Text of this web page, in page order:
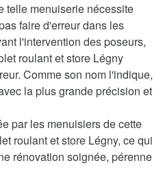
telle menuiserie nécessite
faire d'erreur dans les
l'intervention des poseurs,
roulant et store Légny
Comme son nom l'indique,
la plus grande précision et
par les menuisiers de cette
roulant et store Légny, ce qui
rénovation soignée, pérenne